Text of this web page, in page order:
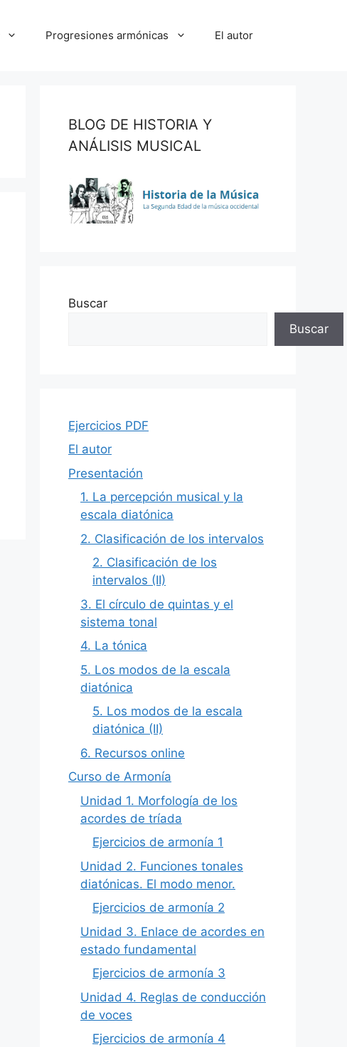
Progresiones armónicas El autor
BLOG DE HISTORIA Y
ANÁLISIS MUSICAL
Buscar
Buscar
Ejercicios PDF
El autor
Presentación
1. La percepción musical y la
escala diatónica
2. Clasificación de los intervalos
2. Clasificación de los
intervalos (II)
3. El círculo de quintas y el
sistema tonal
4. La tónica
5. Los modos de la escala
diatónica
5. Los modos de la escala
diatónica (II)
6. Recursos online
Curso de Armonía
Unidad 1. Morfología de los
acordes de tríada
Ejercicios de armonía 1
Unidad 2. Funciones tonales
diatónicas. El modo menor.
Ejercicios de armonía 2
Unidad 3. Enlace de acordes en
estado fundamental
Ejercicios de armonía 3
Unidad 4. Reglas de conducción
de voces
Ejercicios de armonía 4